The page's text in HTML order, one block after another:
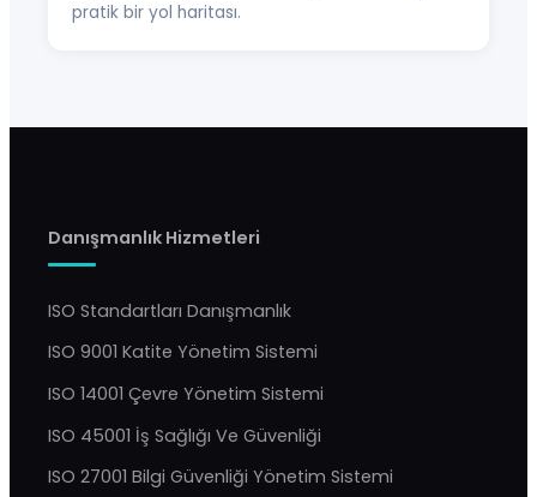
pratik bir yol haritası.
Danışmanlık Hizmetleri
ISO Standartları Danışmanlık
ISO 9001 Katite Yönetim Sistemi
ISO 14001 Çevre Yönetim Sistemi
ISO 45001 İş Sağlığı Ve Güvenliği
ISO 27001 Bilgi Güvenliği Yönetim Sistemi